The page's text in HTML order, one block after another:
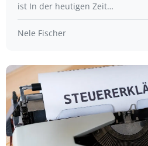
ist In der heutigen Zeit…
Nele Fischer